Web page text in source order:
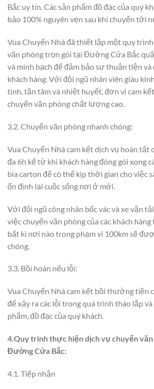
Bắc uy tín. Các sản phẩm đồ đạc của quý
bảo 100% nguyên vẹn sau khi chuyển tới
Vua Chuyển Nhà đã thiết lập một quy
văn phòng trọn gói tại Đường Cửa Bắc
và minh bạch để đảm bảo sự thuận tiện và
khách hàng. Với đội ngũ nhân viên giàu
tình, tận tâm và nhiệt huyết, đơn vị cam
chuyển văn phòng chất lượng cao.
3.2. Chuyển văn phòng nhanh chóng:
Vua Chuyển Nhà cam kết dịch vụ hoàn tất
đa 6h kể từ khi khách hàng đóng gói xong
bìa carton để có thể kịp thời gian cho việc
ổn định lại cuộc sống nơi ở mới.
Với đội ngũ công nhân bốc vác và xe vận
việc chuyển văn phòng của các khách
bất kì nơi nào trong phạm vi 100km sẽ
chóng.
3.3. Bồi hoàn nếu lỗi:
Vua Chuyển Nhà cam kết bồi thường tiền
để xảy ra các lỗi trong quá trình tháo lắp và
phẩm, đồ đạc của quý khách.
4.Quy trình thực hiện dịch vụ chuyển
Đường Cửa Bắc:
4.1. Tiếp nhận